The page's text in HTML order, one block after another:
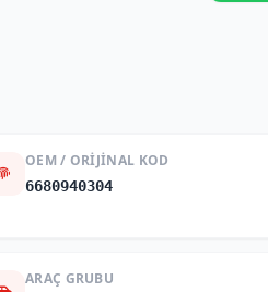
OEM / ORIJINAL KOD
6680940304
ARAÇ GRUBU